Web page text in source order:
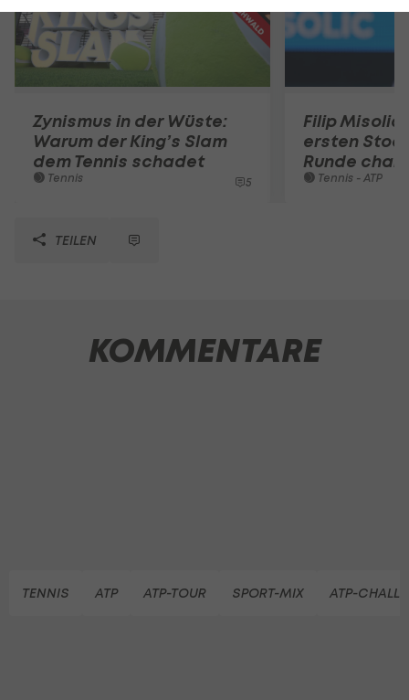
Zynismus in der Wüste:
Warum der King’s Slam
dem Tennis schadet
Tennis 5
Filip Misolic
ersten
Runde
Tennis - ATP
TEILEN
KOMMENTARE
TENNIS ATP ATP-TOUR SPORT-MIX ATP-